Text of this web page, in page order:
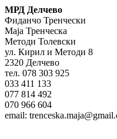
МРД Делчево
Фиданчо Тренчески
Маја Тренческа
Методи Толевски
ул. Кирил и Методи 8
2320 Делчево
тел. 078 303 925
033 411 133
077 814 492
070 966 604
email: